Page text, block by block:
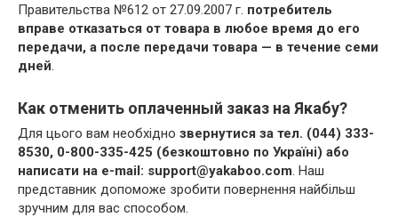
Правительства №612 от 27.09.2007 г. потребитель
вправе отказаться от товара в любое время до его
передачи, а после передачи товара — в течение семи
дней.
Как отменить оплаченный заказ на Якабу?
Для цього вам необхідно звернутися за тел. (044) 333-
8530, 0-800-335-425 (безкоштовно по Україні) або
написати на e-mail: support@yakaboo.com. Наш
представник допоможе зробити повернення найбільш
зручним для вас способом.